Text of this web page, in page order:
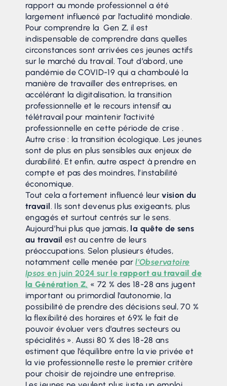
rapport au monde professionnel a été
largement influencé par l’actualité mondiale.
Pour comprendre la Gen Z, il est
indispensable de comprendre dans quelles
circonstances sont arrivées ces jeunes actifs
sur le marché du travail. Tout d’abord, une
pandémie de COVID-19 qui a chamboulé la
manière de travailler des entreprises, en
accélérant la digitalisation, la transition
professionnelle et le recours intensif au
télétravail pour maintenir l’activité
professionnelle en cette période de crise .
Autre crise : la transition écologique. Les jeunes
sont de plus en plus sensibles aux enjeux de
durabilité. Et enfin, autre aspect à prendre en
compte et pas des moindres, l’instabilité
économique.
Tout cela a fortement influencé leurvision du
travail. Ils sont devenus plus exigeants, plus
engagés et surtout centrés sur le sens.
Aujourd’hui plus que jamais, la quête de sens
au travail est au centre de leurs
préoccupations. Selon plusieurs études,
notamment celle menée parl’Observatoire
Ipsos en juin 2024 sur le rapport au travail de
la Génération Z, « 72 % des 18-28 ans jugent
important ou primordial l’autonomie, la
possibilité de prendre des décisions seul, 70 %
la flexibilité des horaires et 69% le fait de
pouvoir évoluer vers d’autres secteurs ou
spécialités ». Aussi 80 % des 18-28 ans
estiment que l’équilibre entre la vie privée et
la vie professionnelle reste le premier critère
pour choisir de rejoindre une entreprise.